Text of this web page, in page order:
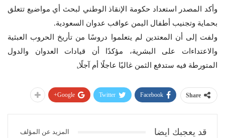
وأكد المصدر استعداد حكومة الإنقاذ الوطني لبحث أي مواضيع تتعلق
بحماية وتجنيب أطفال اليمن عواقب عدوان السعودية.
ولفت إلى أن المعتدين لم يتعلموا دروسًا من تأريخ الحروب العبثية
والاعتداءات على البشرية، مؤكدًا أن قيادات العدوان والدول
المتورطة فيه ستدفع الثمن غاليًا عاجلًا أم آجلًا.ِ
Share
Facebook
Twitter
Google+
قد يعجبك ايضا المزيد عن المؤلف